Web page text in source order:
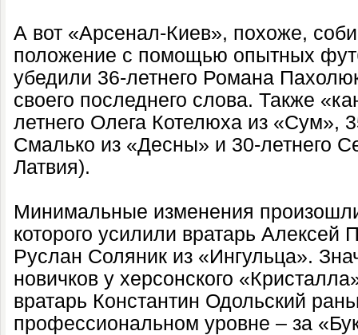
А вот «Арсенал-Киев», похоже,
положение с помощью опытных
убедили 36-летнего Романа
своего последнего слова. Также
летнего Олега Котелюха из «Сум»,
Смалько из «Десны» и 30-летнего
Латвия).
Минимальные изменения
которого усилили вратарь Алексей
Руслан Соляник из «Ингульца».
новичков у херсонского
вратарь Константин Одольский
профессиональном уровне – за